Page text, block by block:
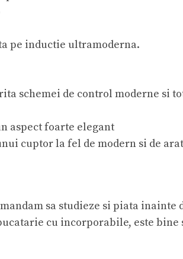
pe inductie ultramoderna.
schemei de control moderne si
aspect foarte elegant
cuptor la fel de modern si de
sa studieze si piata
cu incorporabile, este bine